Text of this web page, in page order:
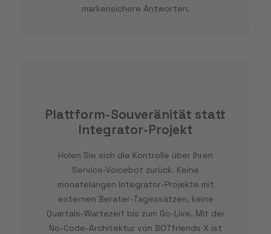
markensichere Antworten.
Plattform-Souveränität statt
Integrator-Projekt
Holen Sie sich die Kontrolle über Ihren
Service-Voicebot zurück. Keine
monatelangen Integrator-Projekte mit
externen Berater-Tagessätzen, keine
Quartals-Wartezeit bis zum Go-Live. Mit der
No-Code-Architektur von BOTfriends X ist